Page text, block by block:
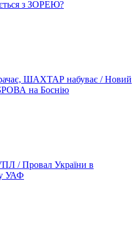
з ЗОРЕЮ?
ШАХТАР набуває / Новий
на Боснію
/ Провал України в
УАФ